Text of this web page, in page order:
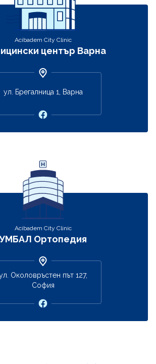
Acibadem City Clinic
център Варна
ул. Брегалница 1, Варна
Acibadem City Clinic
Ортопедия
Околовръстен път 127,
София